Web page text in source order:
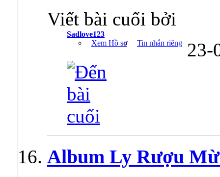
Viết bài cuối bởi
Sadlove123
Xem Hồ sơ
Tin nhắn riêng 23-
Album Ly Rượu